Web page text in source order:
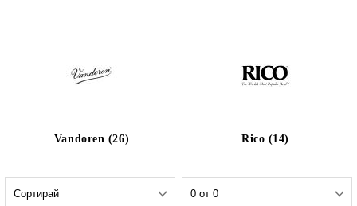
Vandoren (26) Rico (14)